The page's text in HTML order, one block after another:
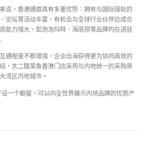
说，香港通道具有多重优势：拥有与国际接轨的
论坛等活动丰富，有机会与全球行业伙伴达成合
能力强大，如泡泡玛特、海底捞等品牌均在进驻
通程度不断增强，企业出海获得更为协同高效的
，太二酸菜鱼香港门店采用与内地统一的采购渠
湾区内地城市。
一个橱窗，可以向全世界展示内地品牌的优质产